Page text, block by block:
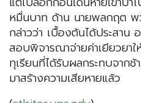
หมื่นบาท ด้าน นายพลกฤต
กล่าวว่า เบื้องต้นได้ประสาน
สอบพิจารณาจ่ายค่าเยียวยา
ทุเรียนที่ได้รับผลกระทบจากช้
มาสร้างความเสียหายแล้ว